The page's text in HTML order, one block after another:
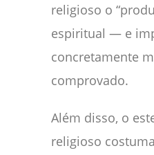
religioso o
espiritual — e
concretamente
comprovado.
Além disso, o
religioso